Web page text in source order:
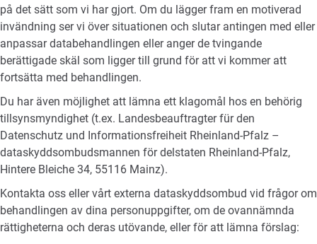
på det sätt som vi har gjort. Om du lägger fram en motiverad
invändning ser vi över situationen och slutar antingen med eller
anpassar databehandlingen eller anger de tvingande
berättigade skäl som ligger till grund för att vi kommer att
fortsätta med behandlingen.
Du har även möjlighet att lämna ett klagomål hos en behörig
tillsynsmyndighet (t.ex. Landesbeauftragter für den
Datenschutz und Informationsfreiheit Rheinland-Pfalz –
dataskyddsombudsmannen för delstaten Rheinland-Pfalz,
Hintere Bleiche 34, 55116 Mainz).
Kontakta oss eller vårt externa dataskyddsombud vid frågor om
behandlingen av dina personuppgifter, om de ovannämnda
rättigheterna och deras utövande, eller för att lämna förslag: